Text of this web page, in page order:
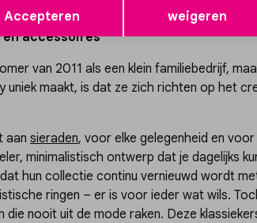
en accessoires
van 2011 als een klein familiebedrijf,
uniek maakt, is dat ze zich richten op het
aan sieraden, voor elke gelegenheid en
minimalistisch ontwerp dat je dagelijks
hun collectie continu vernieuwd wordt
ringen – er is voor ieder wat wils.
nooit uit de mode raken. Deze
Accepteren weigeren